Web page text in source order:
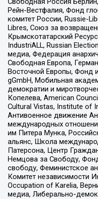
Рейн-Вестфалия, Фонд
комитет России, Russie-
Libres, Союз за
Крымскотатарский
IndustriALL, Russian
медиа, Федерация
Свободная Европа,
Восточной Европы, Фонд
gGmbH, Мобильная
демократии и
Копелева, American
Cultural Vistas, Institute of
Антивоенное движение
международных
им Питера Мунка,
альянс, Школа
Патерсона, Центр
Немцова за Свободу,
свободу, Феминистское
Комитет независимости
Occupation of Karelia,
медиа, Либерально-